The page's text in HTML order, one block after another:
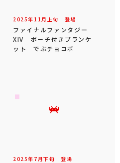
2025年 11 月 上旬 登場
ファイナルファンタジー
XIV ポーチ付きブランケ
ット でぶチョコボ
2025年 7 月下旬 登場